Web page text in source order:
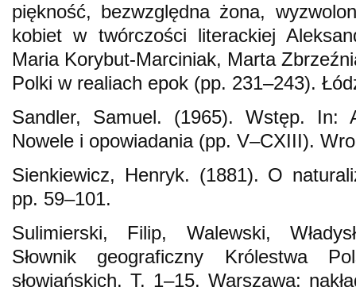
piękność, bezwzględna żona,
kobiet w twórczości literackiej
Maria Korybut-Marciniak, Marta
Polki w realiach epok (pp. 231–243).
Sandler, Samuel. (1965). Wstęp. In:
Nowele i opowiadania (pp. V–CXIII).
Sienkiewicz, Henryk. (1881). O
pp. 59–101.
Sulimierski, Filip, Walewski,
Słownik geograficzny Królestwa
słowiańskich. T. 1–15. Warszawa: